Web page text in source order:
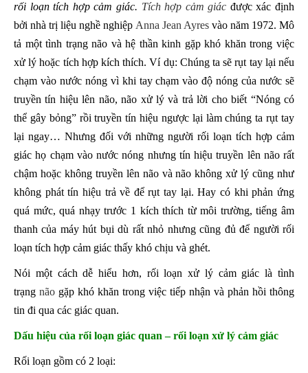
rối loạn tích hợp cảm giác. Tích hợp cảm giác được xác định
bởi nhà trị liệu nghề nghiệp Anna Jean Ayres vào năm 1972. Mô
tả một tình trạng não và hệ thần kinh gặp khó khăn trong việc
xử lý hoặc tích hợp kích thích. Ví dụ: Chúng ta sẽ rụt tay lại nếu
chạm vào nước nóng vì khi tay chạm vào độ nóng của nước sẽ
truyền tín hiệu lên não, não xử lý và trả lời cho biết “Nóng có
thể gây bỏng” rồi truyền tín hiệu ngược lại làm chúng ta rụt tay
lại ngay… Nhưng đối với những người rối loạn tích hợp cảm
giác họ chạm vào nước nóng nhưng tín hiệu truyền lên não rất
chậm hoặc không truyền lên não và não không xử lý cũng như
không phát tín hiệu trả về để rụt tay lại. Hay có khi phản ứng
quá mức, quá nhạy trước 1 kích thích từ môi trường, tiếng âm
thanh của máy hút bụi dù rất nhỏ nhưng cũng đủ để người rối
loạn tích hợp cảm giác thấy khó chịu và ghét.
Nói một cách dễ hiểu hơn, rối loạn xử lý cảm giác là tình
trạng não gặp khó khăn trong việc tiếp nhận và phản hồi thông
tin đi qua các giác quan.
Dấu hiệu của rối loạn giác quan – rối loạn xử lý cảm giác
Rối loạn gồm có 2 loại: